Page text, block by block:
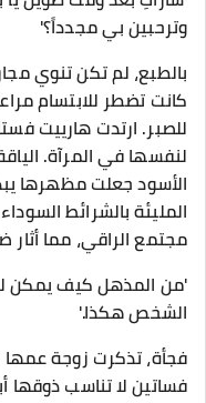
وترحبين بي مجدداً؟'
بالطبع، لم تكن تنوي
كانت تضطر للابتسام
للصبر. ارتدت هارييت
لنفسها في المرآة.
الأسود جعلت مظهرها
المليئة بالشرائط
مجتمع الراقي، مما
​'من المذهل كيف يمكن
الشخص هكذا.'
​فجأة، تذكرت زوجة عمها
فساتين لا تناسب ذوقها